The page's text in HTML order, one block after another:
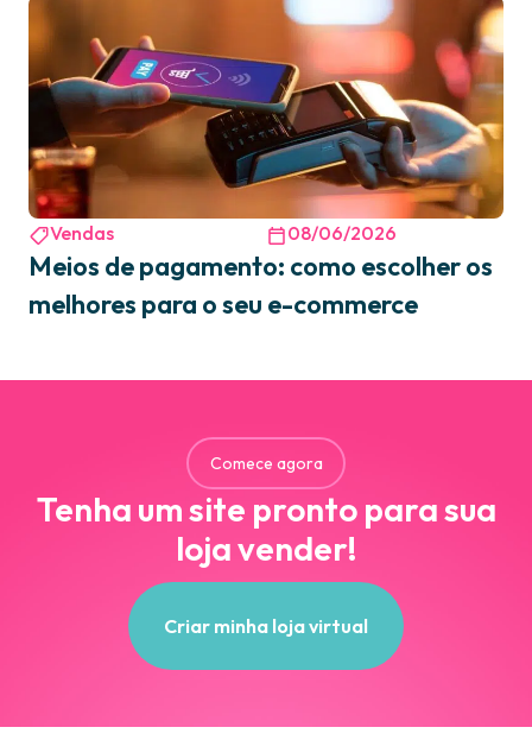
Vendas 08/06/2026
Meios de pagamento: como escolher os
melhores para o seu e-commerce
Comece agora
Tenha um site pronto para sua
loja vender!
Criar minha loja virtual